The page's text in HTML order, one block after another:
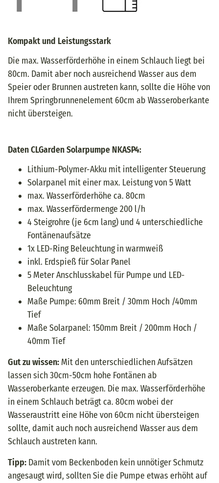
Kompakt und Leistungsstark
Die max. Wasserförderhöhe in einem Schlauch liegt bei
80cm. Damit aber noch ausreichend Wasser aus dem
Speier oder Brunnen austreten kann, sollte die Höhe von
Ihrem Springbrunnenelement 60cm ab Wasseroberkante
nicht übersteigen.
Daten CLGarden Solarpumpe NKASP4:
Lithium-Polymer-Akku mit intelligenter Steuerung
Solarpanel mit einer max. Leistung von 5 Watt
max. Wasserförderhöhe ca. 80cm
max. Wasserfördermenge 200 l/h
4 Steigrohre (je 6cm lang) und 4 unterschiedliche
Fontänenaufsätze
1x LED-Ring Beleuchtung in warmweiß
inkl. Erdspieß für Solar Panel
5 Meter Anschlusskabel für Pumpe und LED-
Beleuchtung
Maße Pumpe: 60mm Breit / 30mm Hoch /40mm
Tief
Maße Solarpanel: 150mm Breit / 200mm Hoch /
40mm Tief
Gut zu wissen: Mit den unterschiedlichen Aufsätzen
lassen sich 30cm-50cm hohe Fontänen ab
Wasseroberkante erzeugen. Die max. Wasserförderhöhe
in einem Schlauch beträgt ca. 80cm wobei der
Wasseraustritt eine Höhe von 60cm nicht übersteigen
sollte, damit auch noch ausreichend Wasser aus dem
Schlauch austreten kann.
Tipp: Damit vom Beckenboden kein unnötiger Schmutz
angesaugt wird, sollten Sie die Pumpe etwas erhöht auf